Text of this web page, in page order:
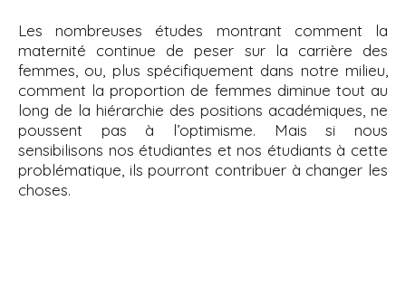
Les nombreuses études montrant comment la
maternité continue de peser sur la carrière des
femmes, ou, plus spécifiquement dans notre milieu,
comment la proportion de femmes diminue tout au
long de la hiérarchie des positions académiques, ne
poussent pas à l’optimisme. Mais si nous
sensibilisons nos étudiantes et nos étudiants à cette
problématique, ils pourront contribuer à changer les
choses.